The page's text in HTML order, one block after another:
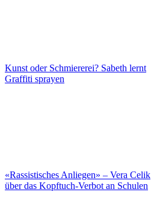
Kunst oder Schmiererei? Sabeth lernt
Graffiti sprayen
«Rassistisches Anliegen» – Vera Celik
über das Kopftuch-Verbot an Schulen